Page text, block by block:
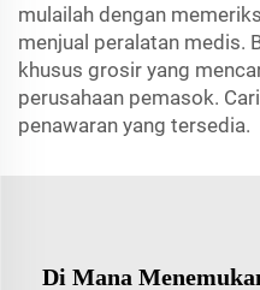
mulailah dengan
menjual peralatan medis.
khusus grosir yang
perusahaan pemasok.
penawaran yang tersedia.
Di Mana